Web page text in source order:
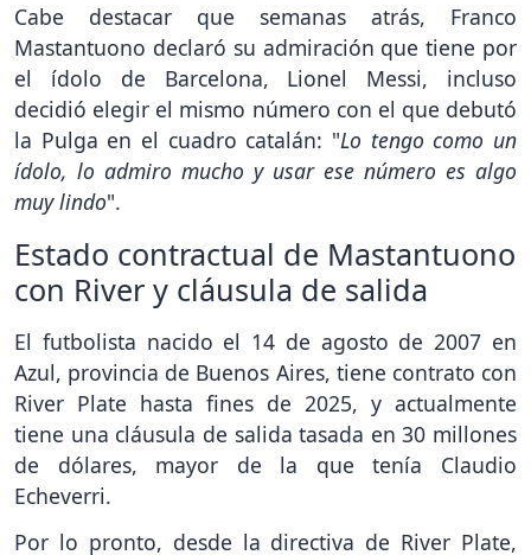
Cabe destacar que semanas atrás, Franco
Mastantuono declaró su admiración que tiene por
el ídolo de Barcelona, Lionel Messi, incluso
decidió elegir el mismo número con el que debutó
la Pulga en el cuadro catalán: "Lo tengo como un
ídolo, lo admiro mucho y usar ese número es algo
muy lindo".
Estado contractual de Mastantuono
con River y cláusula de salida
El futbolista nacido el 14 de agosto de 2007 en
Azul, provincia de Buenos Aires, tiene contrato con
River Plate hasta fines de 2025, y actualmente
tiene una cláusula de salida tasada en 30 millones
de dólares, mayor de la que tenía Claudio
Echeverri.
Por lo pronto, desde la directiva de River Plate,